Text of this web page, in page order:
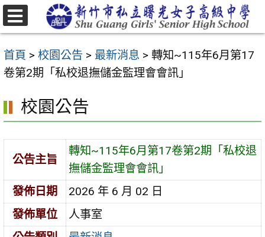
跳
至
要
內
區
首頁 > 校園公告 > 最新消息 > 轉知~115年6月第17
卷第2期「私校退撫儲金監理會會訊」
校園公告
公告主旨
轉知~115年6月第17卷第2期「私校退
撫儲金監理會會訊」
發佈日期
2026 年 6 月 02 日
發佈單位
人事室
選
單